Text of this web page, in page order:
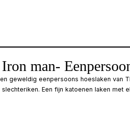
man-
geweldig eenpersoons hoeslaken van
Een fijn katoenen laken